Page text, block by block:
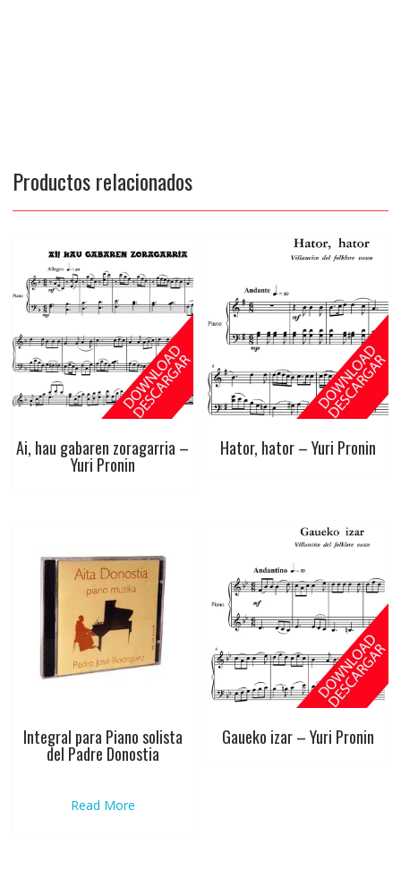
Productos relacionados
Ai, hau gabaren zoragarria –
Yuri Pronin
Hator, hator – Yuri Pronin
Integral para Piano solista
del Padre Donostia
Read More
Gaueko izar – Yuri Pronin